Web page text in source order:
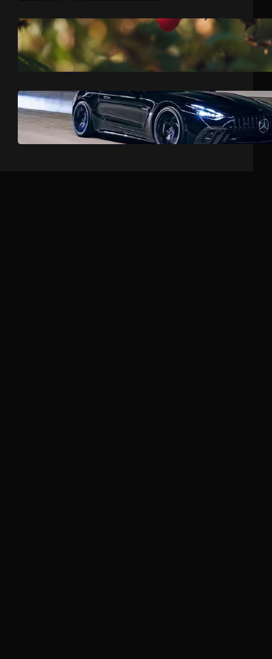
jul 9, 2026 Dragoljub Gajić
Srbija očekuje rekordnu voćarsku
godinu
jul 9, 2026.Dragoljub Gajić
Mercedesova V8 zvijer ostavlja
konkurenciju bez daha